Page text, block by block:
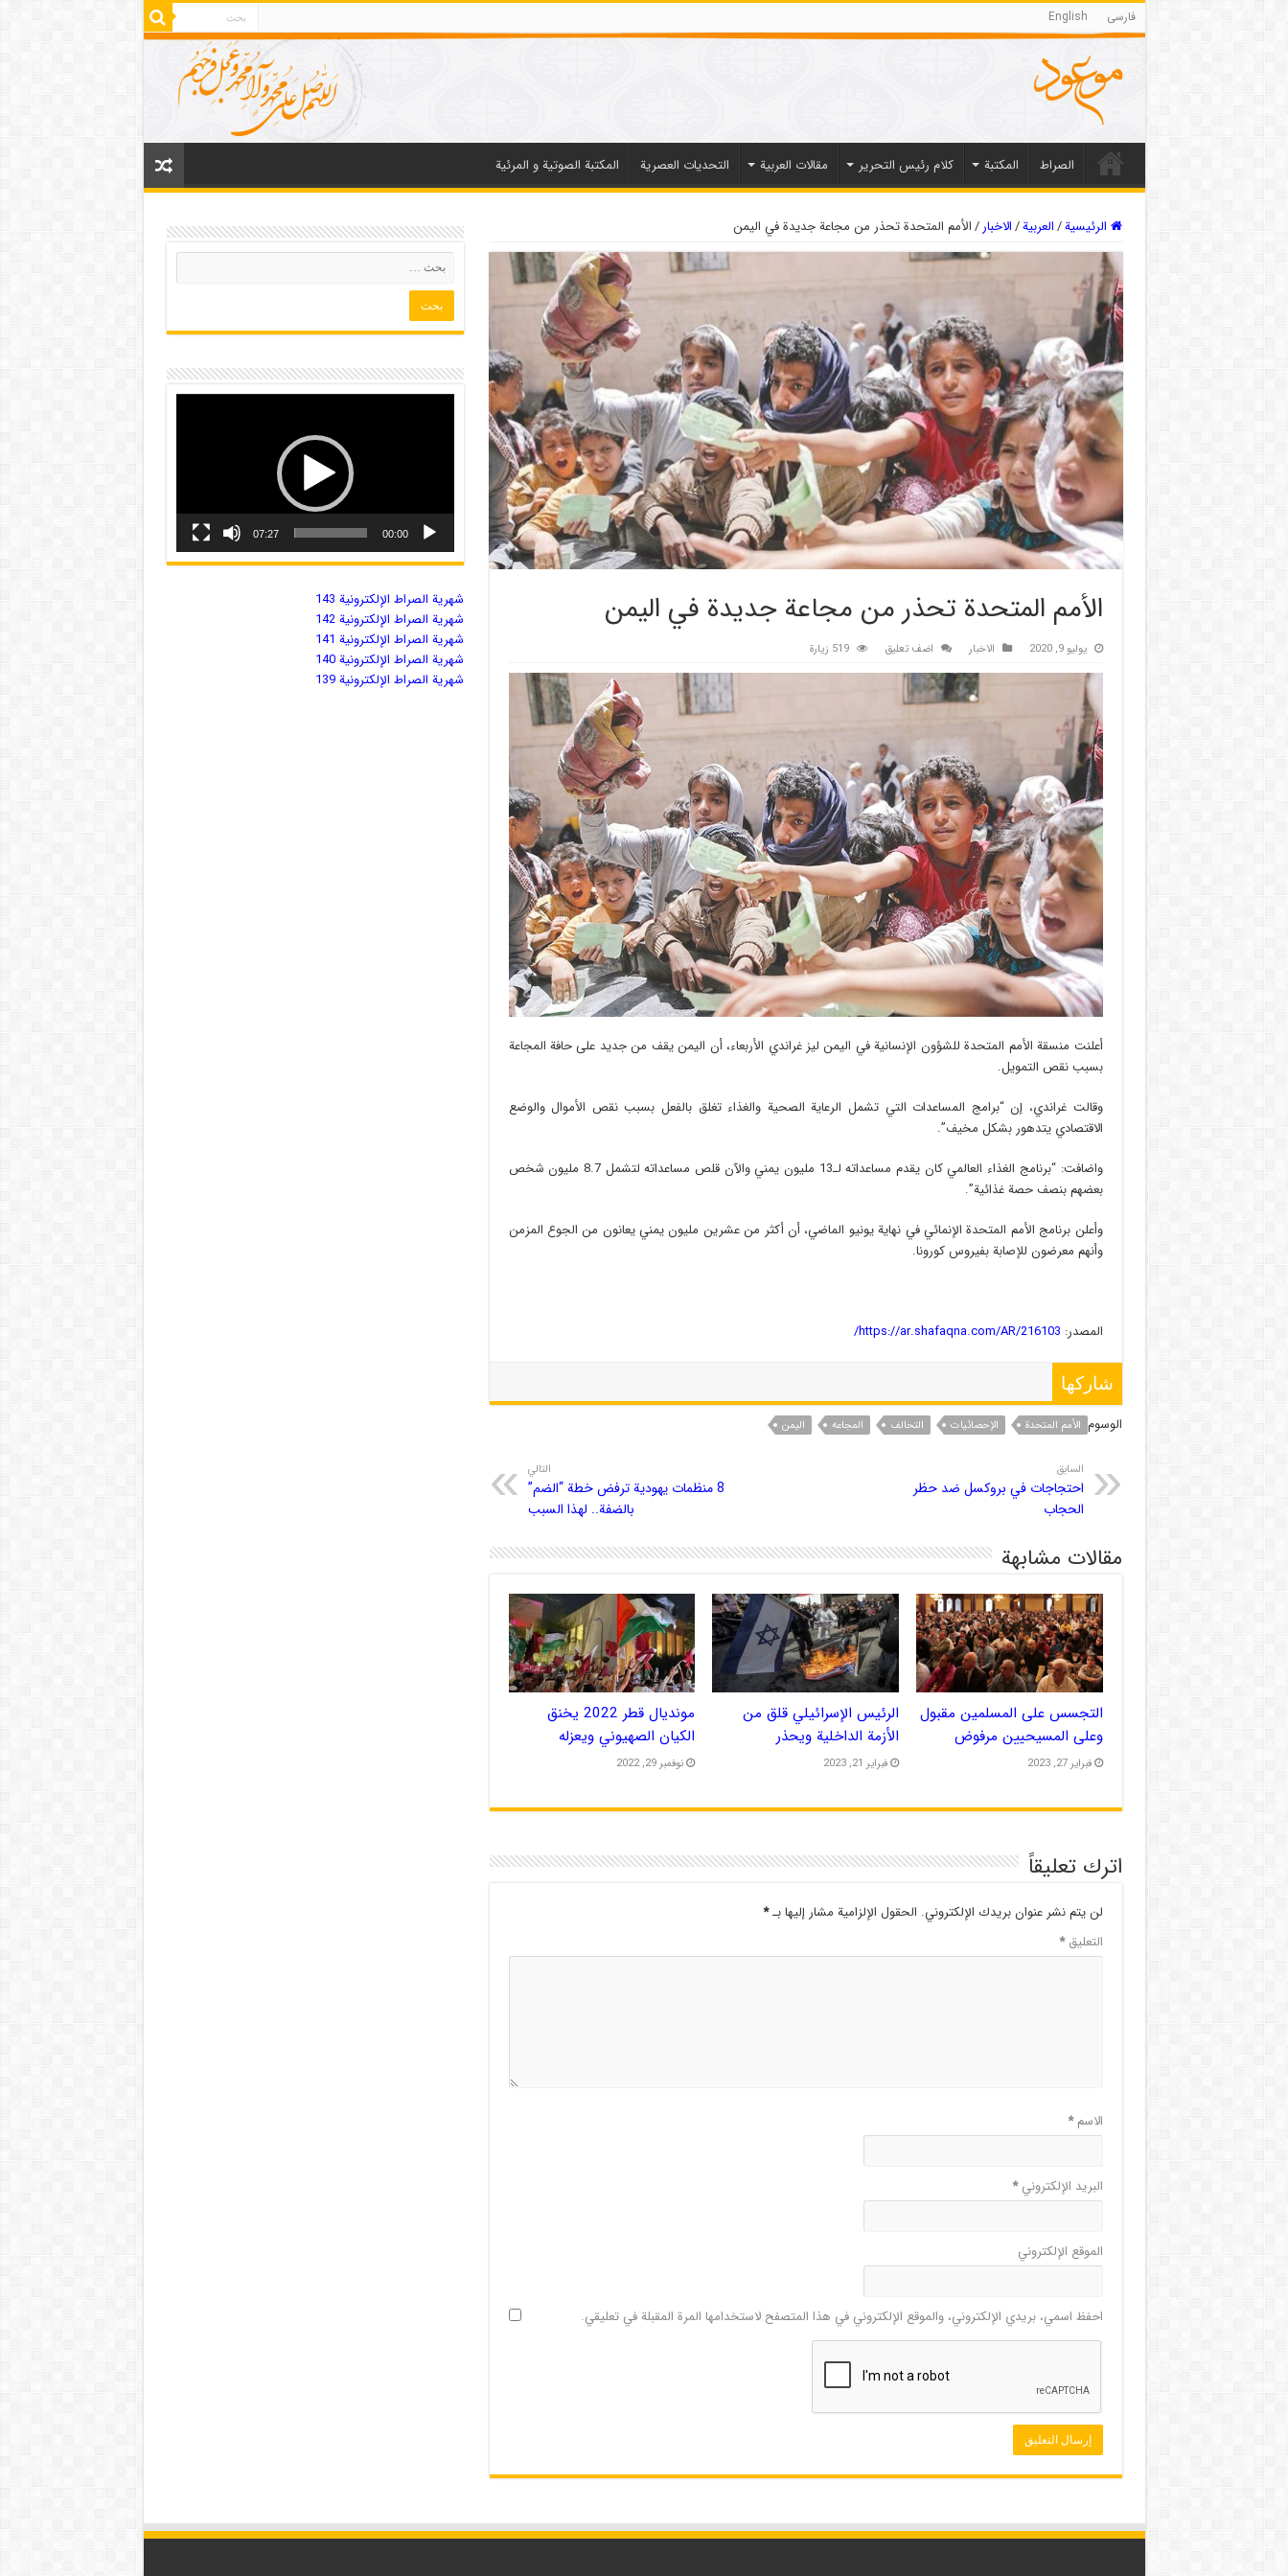
فارسی English
الصراط المکتبة كلام رئيس التحرير مقالات العربیة التحديات العصرية المكتبة الصوتية و المرئية
الرئيسية/العربیة/الاخبار /الأمم المتحدة تحذر من مجاعة جديدة في اليمن
الأمم المتحدة تحذر من مجاعة جديدة في اليمن
يوليو 9, 2020 الاخبار اضف تعليق 519 زيارة
أعلنت منسقة الأمم المتحدة للشؤون الإنسانية في اليمن ليز غراندي الأربعاء، أن اليمن يقف من جديد على حافة المجاعة
بسبب نقص التمويل.
وقالت غراندي، إن “برامج المساعدات التي تشمل الرعاية الصحية والغذاء تغلق بالفعل بسبب نقص الأموال والوضع
الاقتصادي يتدهور بشكل مخيف”.
واضافت: “برنامج الغذاء العالمي كان يقدم مساعداته لـ13 مليون يمني والآن قلص مساعداته لتشمل 8.7 مليون شخص
بعضهم بنصف حصة غذائية”.
وأعلن برنامج الأمم المتحدة الإنمائي في نهاية يونيو الماضي، أن أكثر من عشرين مليون يمني يعانون من الجوع المزمن
وأنهم معرضون للإصابة بفيروس كورونا.
المصدر: https://ar.shafaqna.com/AR/216103/
شاركها
الوسوم الأمم المتحدة الإحصائیات التحالف المجاعه الیمن
السابق
احتجاجات في بروكسل ضد حظر
الحجاب
التالي
8 منظمات يهودية ترفض خطة “الضم”
بالضفة.. لهذا السبب
مقالات مشابهة
التجسس على المسلمين مقبول
وعلى المسيحيين مرفوض
فبراير 27, 2023
الرئيس الإسرائيلي قلق من
الأزمة الداخلية ويحذر
فبراير 21, 2023
مونديال قطر 2022 يخنق
الكيان الصهيوني ويعزله
نوفمبر 29, 2022
اترك تعليقاً
لن يتم نشر عنوان بريدك الإلكتروني. الحقول الإلزامية مشار إليها بـ*
التعليق*
الاسم*
البريد الإلكتروني*
الموقع الإلكتروني
احفظ اسمي، بريدي الإلكتروني، والموقع الإلكتروني في هذا المتصفح لاستخدامها المرة المقبلة في تعليقي.
00:00
07:27
شهریة الصراط الإلكترونية 143
شهریة الصراط الإلكترونية 142
شهریة الصراط الإلكترونية 141
شهریة الصراط الإلكترونية 140
شهریة الصراط الإلكترونية 139